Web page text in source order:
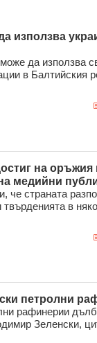
използва
да използва
в Балтийския
на оръжия
медийни
страната
твърденията в
петролни
рафинерии
Зеленски,